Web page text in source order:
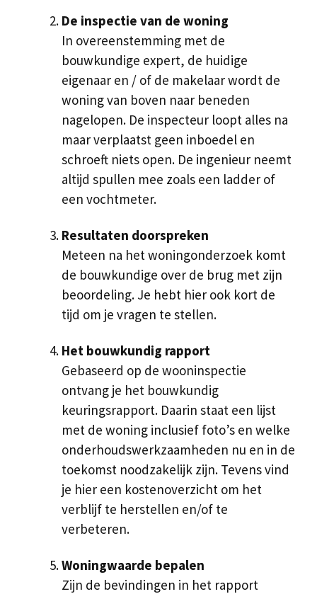
De inspectie van de woning
In overeenstemming met de
bouwkundige expert, de huidige
eigenaar en / of de makelaar wordt de
woning van boven naar beneden
nagelopen. De inspecteur loopt alles na
maar verplaatst geen inboedel en
schroeft niets open. De ingenieur neemt
altijd spullen mee zoals een ladder of
een vochtmeter.
Resultaten doorspreken
Meteen na het woningonderzoek komt
de bouwkundige over de brug met zijn
beoordeling. Je hebt hier ook kort de
tijd om je vragen te stellen.
Het bouwkundig rapport
Gebaseerd op de wooninspectie
ontvang je het bouwkundig
keuringsrapport. Daarin staat een lijst
met de woning inclusief foto’s en welke
onderhoudswerkzaamheden nu en in de
toekomst noodzakelijk zijn. Tevens vind
je hier een kostenoverzicht om het
verblijf te herstellen en/of te
verbeteren.
Woningwaarde bepalen
Zijn de bevindingen in het rapport